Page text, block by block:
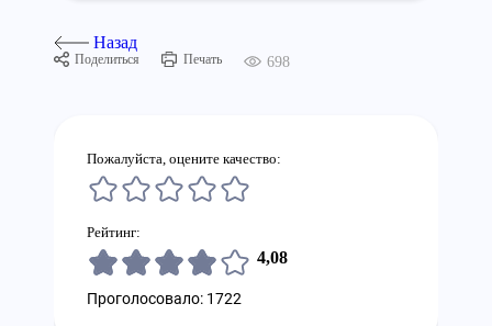
Назад
Поделиться Печать 698
Пожалуйста, оцените качество:
Рейтинг:
4,08
Проголосовало: 1722